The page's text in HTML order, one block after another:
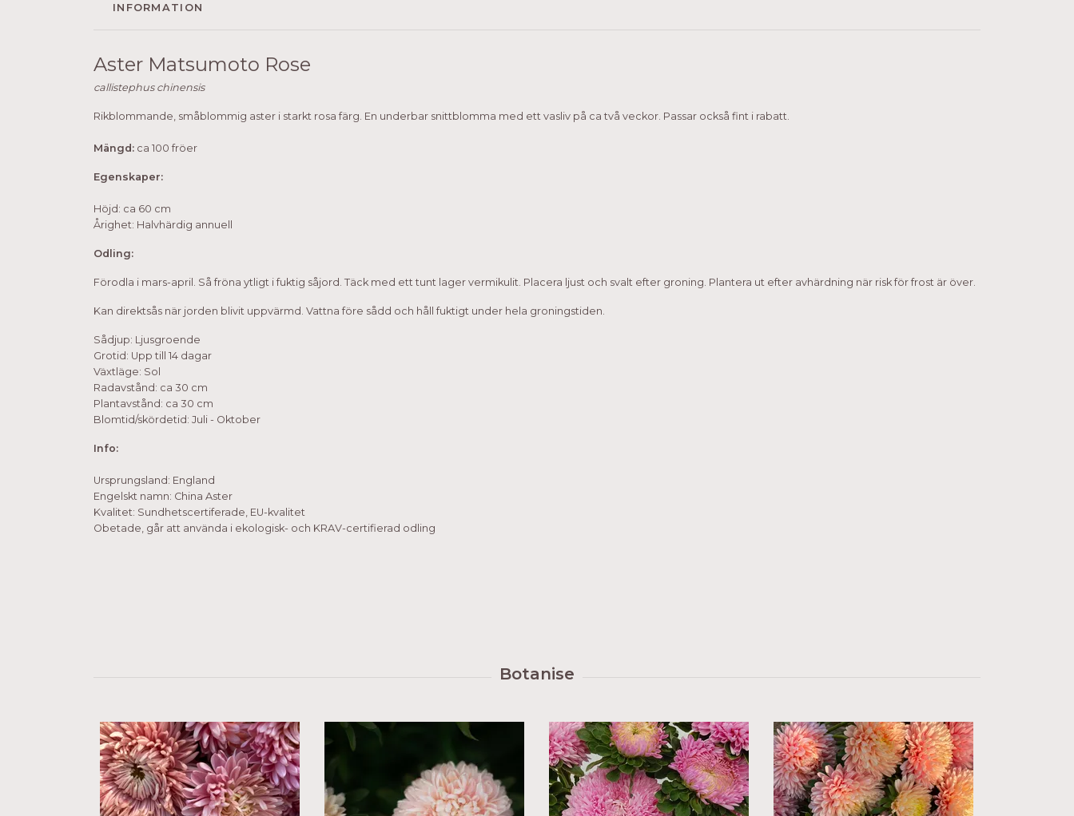
INFORMATION
Aster Matsumoto Rose
callistephus chinensis
Rikblommande, småblommig aster i starkt rosa färg. En underbar snittblomma med ett vasliv på ca två veckor. Passar också fint i rabatt.
Mängd: ca 100 fröer
Egenskaper:
Höjd: ca 60 cm
Årighet: Halvhärdig annuell
Odling:
Förodla i mars-april. Så fröna ytligt i fuktig såjord. Täck med ett tunt lager vermikulit. Placera ljust och svalt efter groning. Plantera ut efter avhärdning när risk för frost är över.
Kan direktsås när jorden blivit uppvärmd. Vattna före sådd och håll fuktigt under hela groningstiden.
Sådjup: Ljusgroende
Grotid: Upp till 14 dagar
Växtläge: Sol
Radavstånd: ca 30 cm
Plantavstånd: ca 30 cm
Blomtid/skördetid: Juli - Oktober
Info:
Ursprungsland: England
Engelskt namn: China Aster
Kvalitet: Sundhetscertiferade, EU-kvalitet
Obetade, går att använda i ekologisk- och KRAV-certifierad odling